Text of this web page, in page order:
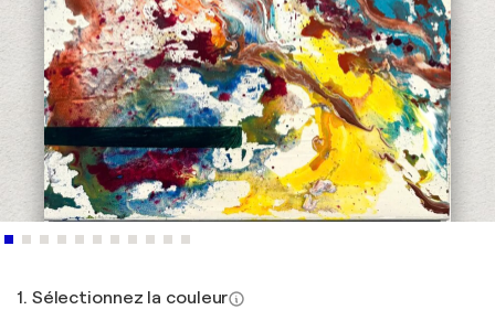
1. Sélectionnez la couleur